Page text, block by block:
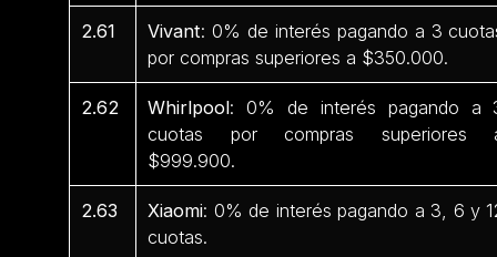
2.61 Vivant: 0% de interés pagando a 3
por compras superiores a $350.000.
2.62 Whirlpool: 0% de interés pagando a
cuotas por compras superiores
$999.900.
2.63 Xiaomi: 0% de interés pagando a 3, 6 y
cuotas.